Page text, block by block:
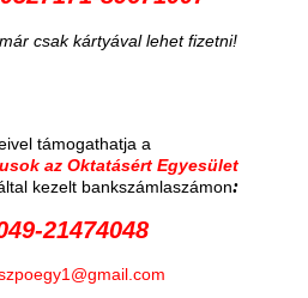
már csak kártyával lehet fizetni!
támogathatja a
az Oktatásért Egyesület
kezelt bankszámlaszámon:
21474048